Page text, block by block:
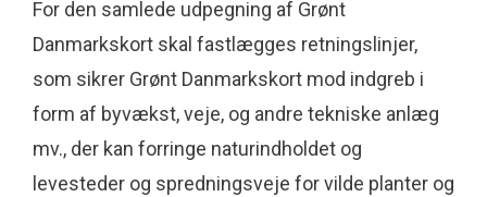
For den samlede udpegning af Grønt
Danmarkskort skal fastlægges retningslinjer,
som sikrer Grønt Danmarkskort mod indgreb i
form af byvækst, veje, og andre tekniske anlæg
mv., der kan for­ringe naturindholdet og
levesteder og spred­ningsveje for vilde planter og